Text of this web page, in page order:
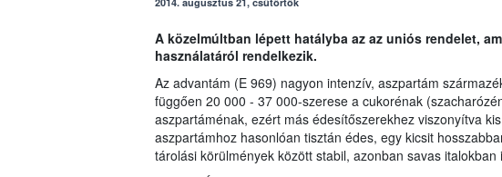
A közelmúltban lépett hatályba az az uniós rendelet,
használatáról rendelkezik.
Az advantám (E 969) nagyon intenzív, aszpartám
függően 20 000 - 37 000-szerese a cukorénak
aszpartáménak, ezért más édesítőszerekhez viszonyítva
aszpartámhoz hasonlóan tisztán édes, egy kicsit
tárolási körülmények között stabil, azonban savas